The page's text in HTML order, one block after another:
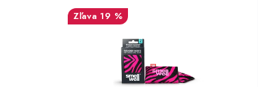
19 %